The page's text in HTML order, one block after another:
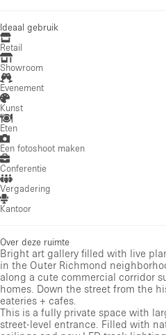
Ideaal gebruik
Retail
Showroom
Evenement
Kunst
Eten
Een fotoshoot maken
Conferentie
Vergadering
Kantoor
Over deze ruimte
Bright art gallery filled with live
in the Outer Richmond
along a cute commercial corridor
homes. Down the street from the
eateries + cafes.
This is a fully private space with
street-level entrance. Filled with